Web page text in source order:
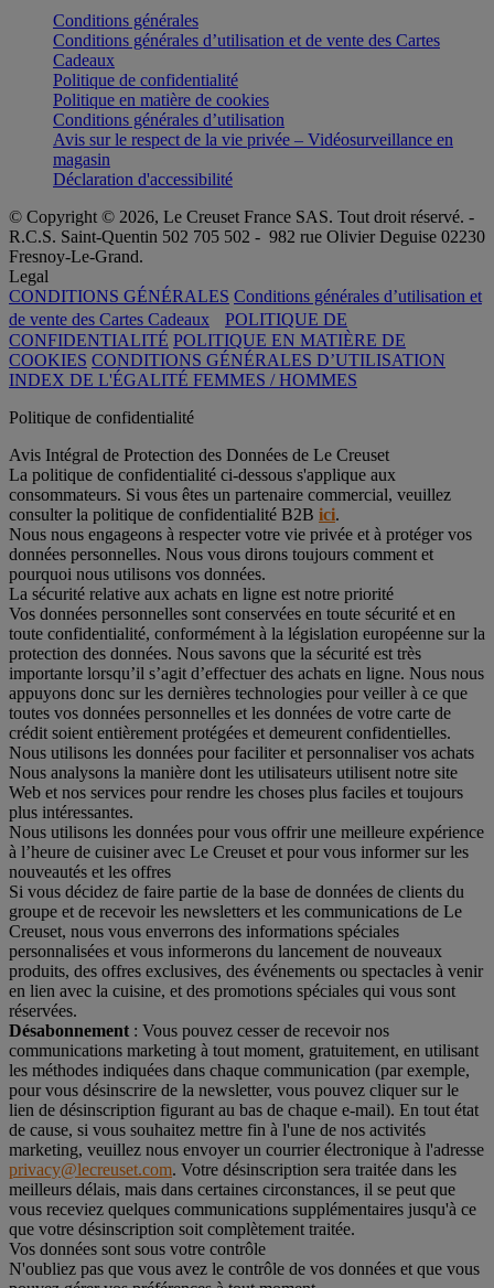
Conditions générales
Conditions générales d’utilisation et de vente des Cartes
Cadeaux
Politique de confidentialité
Politique en matière de cookies
Conditions générales d’utilisation
Avis sur le respect de la vie privée – Vidéosurveillance en
magasin
Déclaration d'accessibilité
© Copyright © 2026, Le Creuset France SAS. Tout droit réservé. -
R.C.S. Saint-Quentin 502 705 502 - 982 rue Olivier Deguise 02230
Fresnoy-Le-Grand.
Legal
CONDITIONS GÉNÉRALES Conditions générales d’utilisation et
de vente des Cartes Cadeaux
POLITIQUE DE
CONFIDENTIALITÉ POLITIQUE EN MATIÈRE DE
COOKIES CONDITIONS GÉNÉRALES D’UTILISATION
INDEX DE L'ÉGALITÉ FEMMES / HOMMES
Politique de confidentialité
Avis Intégral de Protection des Données de Le Creuset
La politique de confidentialité ci-dessous s'applique aux
consommateurs. Si vous êtes un partenaire commercial, veuillez
consulter la politique de confidentialité B2B ici.
Nous nous engageons à respecter votre vie privée et à protéger vos
données personnelles. Nous vous dirons toujours comment et
pourquoi nous utilisons vos données.
La sécurité relative aux achats en ligne est notre priorité
Vos données personnelles sont conservées en toute sécurité et en
toute confidentialité, conformément à la législation européenne sur la
protection des données. Nous savons que la sécurité est très
importante lorsqu’il s’agit d’effectuer des achats en ligne. Nous nous
appuyons donc sur les dernières technologies pour veiller à ce que
toutes vos données personnelles et les données de votre carte de
crédit soient entièrement protégées et demeurent confidentielles.
Nous utilisons les données pour faciliter et personnaliser vos achats
Nous analysons la manière dont les utilisateurs utilisent notre site
Web et nos services pour rendre les choses plus faciles et toujours
plus intéressantes.
Nous utilisons les données pour vous offrir une meilleure expérience
à l’heure de cuisiner avec Le Creuset et pour vous informer sur les
nouveautés et les offres
Si vous décidez de faire partie de la base de données de clients du
groupe et de recevoir les newsletters et les communications de Le
Creuset, nous vous enverrons des informations spéciales
personnalisées et vous informerons du lancement de nouveaux
produits, des offres exclusives, des événements ou spectacles à venir
en lien avec la cuisine, et des promotions spéciales qui vous sont
réservées.
Désabonnement : Vous pouvez cesser de recevoir nos
communications marketing à tout moment, gratuitement, en utilisant
les méthodes indiquées dans chaque communication (par exemple,
pour vous désinscrire de la newsletter, vous pouvez cliquer sur le
lien de désinscription figurant au bas de chaque e-mail). En tout état
de cause, si vous souhaitez mettre fin à l'une de nos activités
marketing, veuillez nous envoyer un courrier électronique à l'adresse
privacy@lecreuset.com. Votre désinscription sera traitée dans les
meilleurs délais, mais dans certaines circonstances, il se peut que
vous receviez quelques communications supplémentaires jusqu'à ce
que votre désinscription soit complètement traitée.
Vos données sont sous votre contrôle
N'oubliez pas que vous avez le contrôle de vos données et que vous